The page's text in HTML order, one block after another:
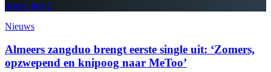
insert_link 2
Nieuws
Almeers zangduo brengt eerste single uit: ‘Zomers,
opzwepend en knipoog naar MeToo’